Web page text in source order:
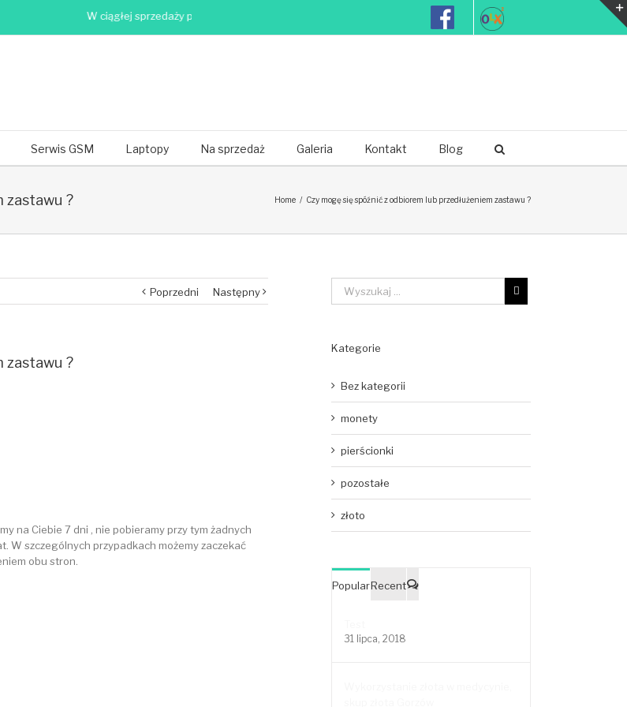
W ciągłej sprzedaży ponad 500 telefonów, ok. 50 laptopów, netbooki, lustrzanki cyfrowe itp. Zapraszamy !!!
Serwis GSM Laptopy Na sprzedaż Galeria Kontakt Blog
zastawu ? Home / Czy mogę się spóźnić z odbiorem lub przedłużeniem zastawu ?
Poprzedni Następny
zastawu ?
na Ciebie 7 dni , nie pobieramy przy tym żadnych
W szczególnych przypadkach możemy zaczekać
obu stron.
Kategorie
Bez kategorii
monety
pierścionki
pozostałe
złoto
PopularRecent
31 lipca, 2018